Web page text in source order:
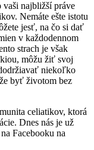
vaši najbližší práve
Nemáte ešte istotu
jesť, na čo si dať
v každodennom
strach je však
môžu žiť svoj
niekoľko
byť životom bez
celiatikov, ktorá
Dnes nás je už
Facebooku na